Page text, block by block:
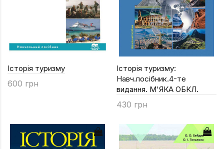
Історія туризму
600 грн
Історія туризму:
Навч.посібник.4-те
видання. М'ЯКА ОБКЛ.
430 грн